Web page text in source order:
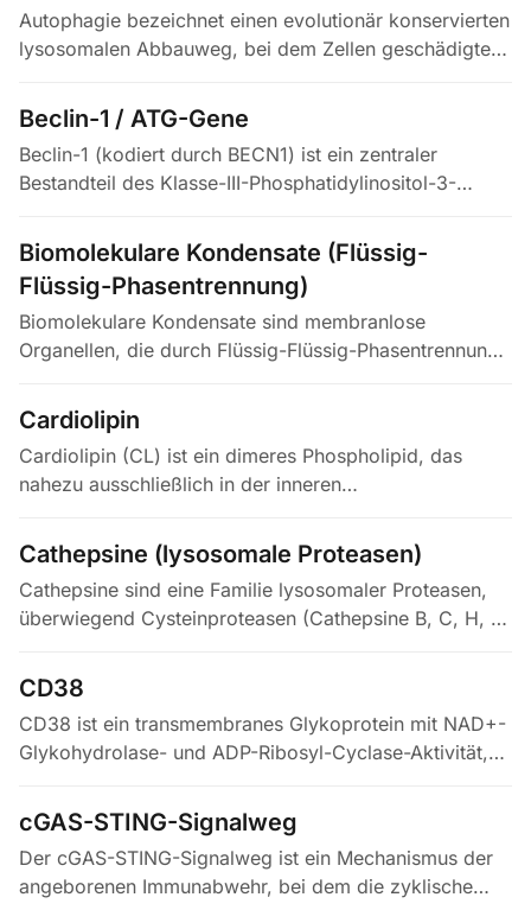
Autophagie bezeichnet einen evolutionär konservierten
lysosomalen Abbauweg, bei dem Zellen geschädigte
zytoplasmatische Bestandteile…
Beclin-1 / ATG-Gene
Beclin-1 (kodiert durch BECN1) ist ein zentraler
Bestandteil des Klasse-III-Phosphatidylinositol-3-
Phagophormembran beim…
Biomolekulare Kondensate (Flüssig-
Flüssig-Phasentrennung)
Biomolekulare Kondensate sind membranlose
Organellen, die durch Flüssig-Flüssig-Phasentrennung
Proteinen und RNAs in eine dichte…
Cardiolipin
Cardiolipin (CL) ist ein dimeres Phospholipid, das
nahezu ausschließlich in der inneren
etwa 15–20 % des Gesamtlipidgehalts ausmacht.…
Cathepsine (lysosomale Proteasen)
Cathepsine sind eine Familie lysosomaler Proteasen,
überwiegend Cysteinproteasen (Cathepsine B, C, H, K,
E) und Serintypen…
CD38
CD38 ist ein transmembranes Glykoprotein mit NAD+-
Glykohydrolase- und ADP-Ribosyl-Cyclase-Aktivität,
wird. Es hydrolysiert…
cGAS-STING-Signalweg
Der cGAS-STING-Signalweg ist ein Mechanismus der
angeborenen Immunabwehr, bei dem die zyklische